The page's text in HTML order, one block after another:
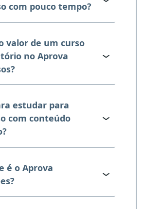
com pouco tempo?
valor de um curso
no Aprova
estudar para
com conteúdo
é o Aprova